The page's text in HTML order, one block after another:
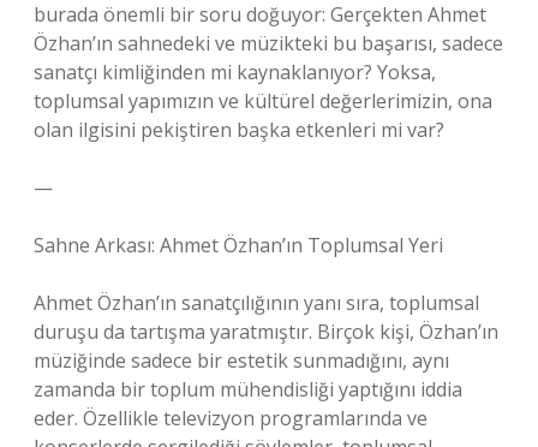
burada önemli bir soru doğuyor: Gerçekten Ahmet
Özhan’ın sahnedeki ve müzikteki bu başarısı, sadece
sanatçı kimliğinden mi kaynaklanıyor? Yoksa,
toplumsal yapımızın ve kültürel değerlerimizin, ona
olan ilgisini pekiştiren başka etkenleri mi var?
—
Sahne Arkası: Ahmet Özhan’ın Toplumsal Yeri
Ahmet Özhan’ın sanatçılığının yanı sıra, toplumsal
duruşu da tartışma yaratmıştır. Birçok kişi, Özhan’ın
müziğinde sadece bir estetik sunmadığını, aynı
zamanda bir toplum mühendisliği yaptığını iddia
eder. Özellikle televizyon programlarında ve